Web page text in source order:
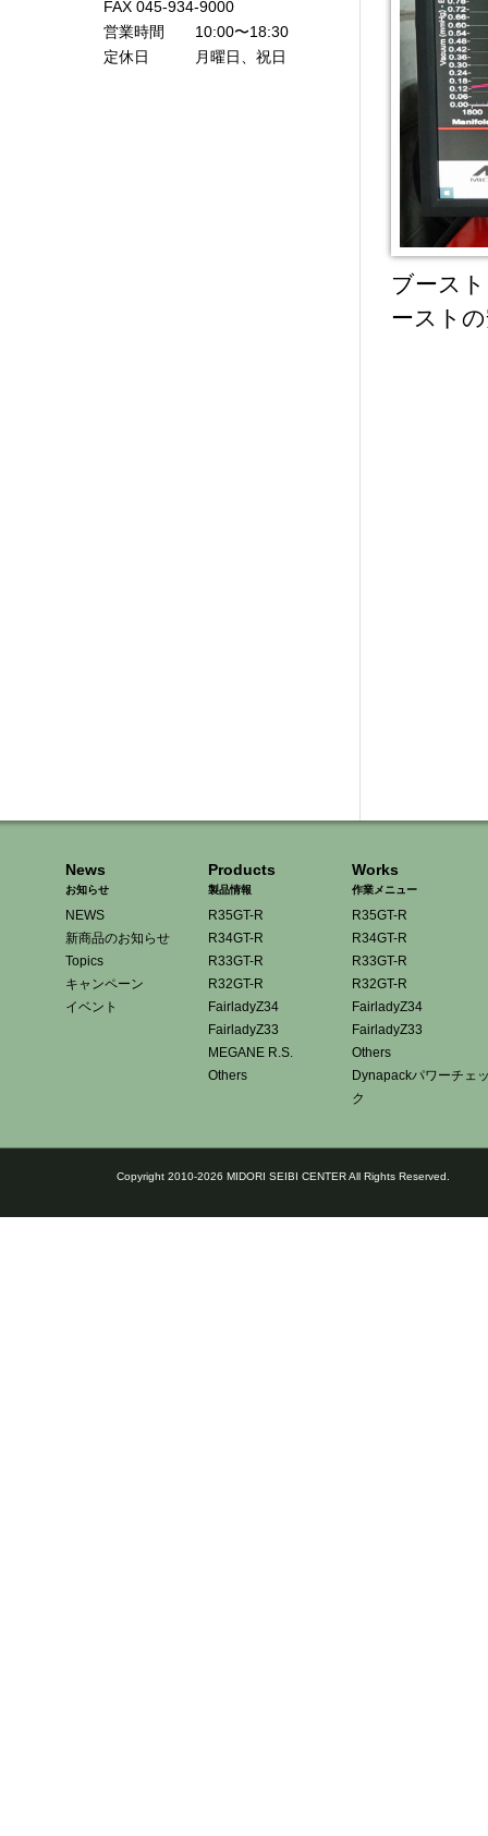
ブース
ースト
FAX 045-934-9000
営業時間 10:00〜18:30
定休日 月曜日、祝日
News
お知らせ
NEWS
新商品のお知らせ
Topics
キャンペーン
イベント
Products
製品情報
R35GT-R
R34GT-R
R33GT-R
R32GT-R
FairladyZ34
FairladyZ33
MEGANE R.S.
Others
Works
作業メニュー
R35GT-R
R34GT-R
R33GT-R
R32GT-R
FairladyZ34
FairladyZ33
Others
Dynapackパワーチェ
ク
Copyright 2010-2026 MIDORI SEIBI CENTER All Rights Reserved.